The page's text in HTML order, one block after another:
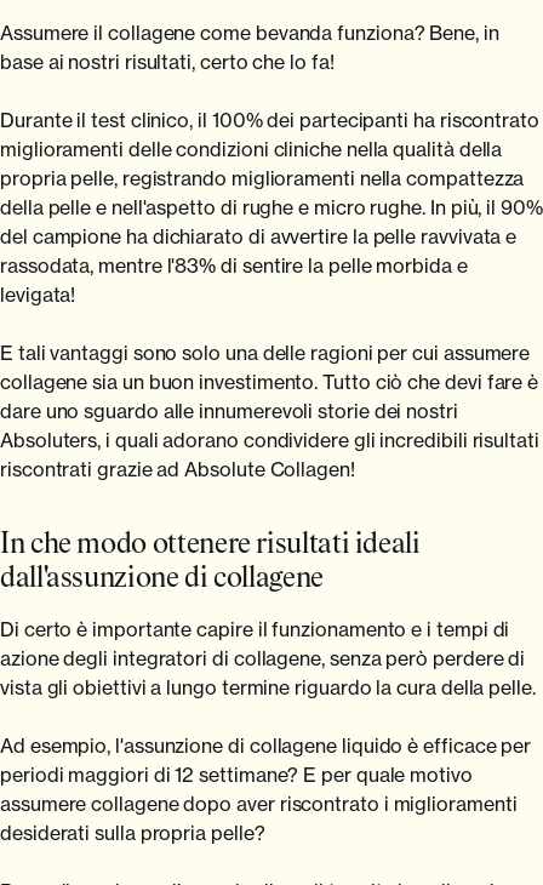
Assumere il collagene come bevanda funziona? Bene, in
base ai nostri risultati, certo che lo fa!
Durante il test clinico, il 100% dei partecipanti ha riscontrato
miglioramenti delle condizioni cliniche nella qualità della
propria pelle, registrando miglioramenti nella compattezza
della pelle e nell'aspetto di rughe e micro rughe. In più, il 90%
del campione ha dichiarato di avvertire la pelle ravvivata e
rassodata, mentre l'83% di sentire la pelle morbida e
levigata!
E tali vantaggi sono solo una delle ragioni per cui assumere
collagene sia un buon investimento. Tutto ciò che devi fare è
dare uno sguardo alle innumerevoli storie dei nostri
Absoluters, i quali adorano condividere gli incredibili risultati
riscontrati grazie ad Absolute Collagen!
In che modo ottenere risultati ideali
dall'assunzione di collagene
Di certo è importante capire il funzionamento e i tempi di
azione degli integratori di collagene, senza però perdere di
vista gli obiettivi a lungo termine riguardo la cura della pelle.
Ad esempio, l'assunzione di collagene liquido è efficace per
periodi maggiori di 12 settimane? E per quale motivo
assumere collagene dopo aver riscontrato i miglioramenti
desiderati sulla propria pelle?